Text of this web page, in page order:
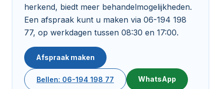
herkend, biedt meer behandelmogelijkheden.
Een afspraak kunt u maken via 06-194 198
77, op werkdagen tussen 08:30 en 17:00.
Afspraak maken
Bellen: 06-194 198 77 WhatsApp